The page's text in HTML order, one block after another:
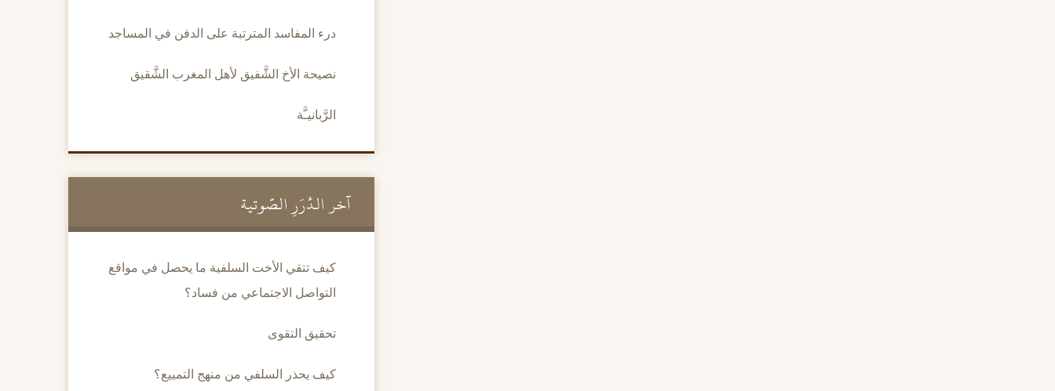
درء المفاسد المترتبة على الدفن في المساجد
نصيحة الأخ الشَّفيق لأهل المغرب الشَّقيق
الرَّبانيـَّة
آخر الدُّرَرِ الصَّوتية
كيف تتقي الأخت السلفية ما يحصل في مواقع
التواصل الاجتماعي من فساد؟
تحقيق التقوى
كيف يحذر السلفي من منهج التمييع؟